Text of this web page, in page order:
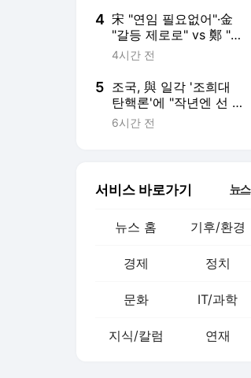
4 宋 "연임 필요없어"·金
"갈등 제로로" vs 鄭 "진
흙탕 사과해야"(종합)
4시간 전
5 조국, 與 일각 '조희대
탄핵론'에 "작년엔 선 긋
더니…할말하않"
6시간 전
서비스 바로가기 뉴스
뉴스 홈 기후/환경
경제 정치
문화 IT/과학
지식/칼럼 연재